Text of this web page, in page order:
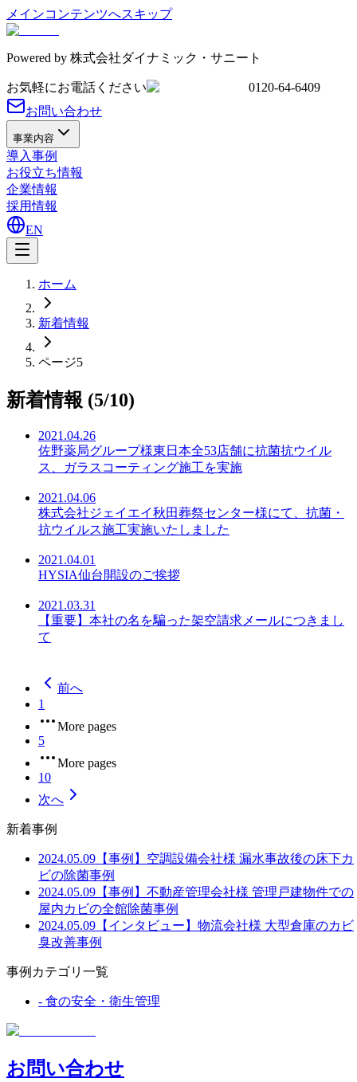
メインコンテンツへスキップ
Powered by 株式会社ダイナミック・サニート
お気軽にお電話ください
0120-64-6409
お問い合わせ
事業内容
導入事例
お役立ち情報
企業情報
採用情報
EN
ホーム
新着情報
ページ5
新着情報 (5/10)
2021.04.26
佐野薬局グループ様東日本全53店舗に抗菌抗ウイル
ス、ガラスコーティング施工を実施
2021.04.06
株式会社ジェイエイ秋田葬祭センター様にて、抗菌・
抗ウイルス施工実施いたしました
2021.04.01
HYSIA仙台開設のご挨拶
2021.03.31
【重要】本社の名を騙った架空請求メールにつきまし
て
前へ
1
More pages
5
More pages
10
次へ
新着事例
2024.05.09 【事例】空調設備会社様 漏水事故後の床下カ
ビの除菌事例
2024.05.09 【事例】不動産管理会社様 管理戸建物件での
屋内カビの全館除菌事例
2024.05.09 【インタビュー】物流会社様 大型倉庫のカビ
臭改善事例
事例カテゴリ一覧
- 食の安全・衛生管理
お問い合わせ